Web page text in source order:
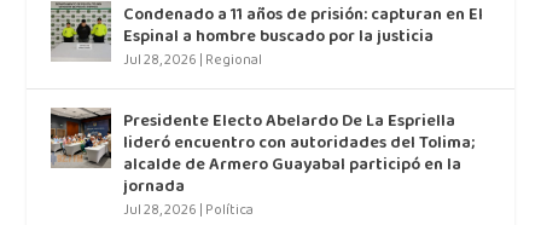
Condenado a 11 años de prisión: capturan en El
Espinal a hombre buscado por la justicia
Jul 28, 2026 | Regional
Presidente Electo Abelardo De La Espriella
lideró encuentro con autoridades del Tolima;
alcalde de Armero Guayabal participó en la
jornada
Jul 28, 2026 | Política